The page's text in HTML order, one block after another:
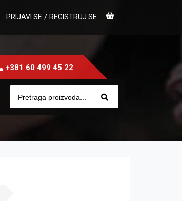
PRIJAVI SE / REGISTRUJ SE
+381 60 499 45 22